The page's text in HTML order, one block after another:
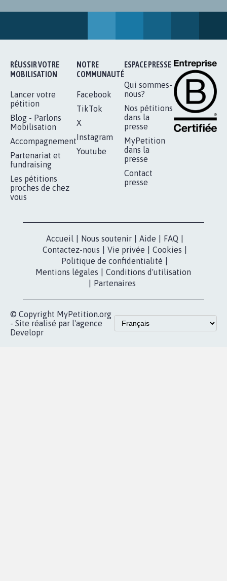
RÉUSSIR VOTRE
MOBILISATION
Lancer votre
pétition
Blog - Parlons
Mobilisation
Accompagnement
Partenariat et
fundraising
Les pétitions
proches de chez
vous
NOTRE
COMMUNAUTÉ
Facebook
TikTok
X
Instagram
Youtube
ESPACE PRESSE
Qui sommes-
nous?
Nos pétitions
dans la
presse
MyPetition
dans la
presse
Contact
presse
Accueil Nous soutenir Aide FAQ
Contactez-nous
Vie privée Cookies
Politique de confidentialité
Mentions légales
Conditions d'utilisation
Partenaires
© Copyright MyPetition.org
- Site réalisé par l'agence
Developr